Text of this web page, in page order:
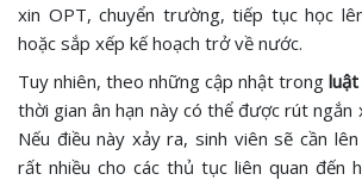
xin OPT, chuyển trường, tiếp tục học
hoặc sắp xếp kế hoạch trở về nước.
Tuy nhiên, theo những cập nhật trong
thời gian ân hạn này có thể được rút ngắn
Nếu điều này xảy ra, sinh viên sẽ cần
rất nhiều cho các thủ tục liên quan đến